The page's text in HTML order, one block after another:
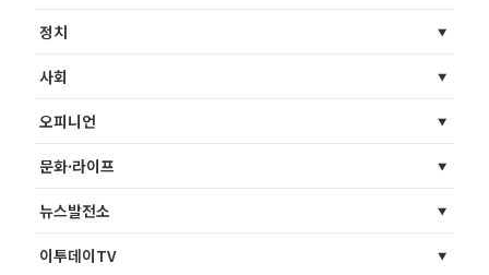
정치
사회
오피니언
문화·라이프
뉴스발전소
이투데이TV